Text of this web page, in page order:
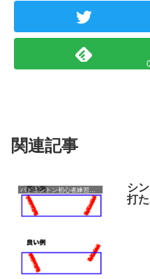
0
関連記事
バドミントン初心者練習メニュー シ
打